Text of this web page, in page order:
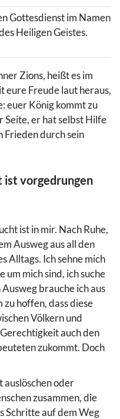
Gottesdienst im Namen
Heiligen Geistes.
Zions, heißt es im
eure Freude laut heraus,
euer König kommt zu
Seite, er hat selbst Hilfe
Frieden durch sein
ist vorgedrungen
ist in mir. Nach Ruhe,
Ausweg aus all den
Alltags. Ich sehne mich
um mich sind, ich suche
brauche ich aus
zu hoffen, dass diese
Völkern und
auch den
zukommt. Doch
auslöschen oder
zusammen, die
Schritte auf dem Weg